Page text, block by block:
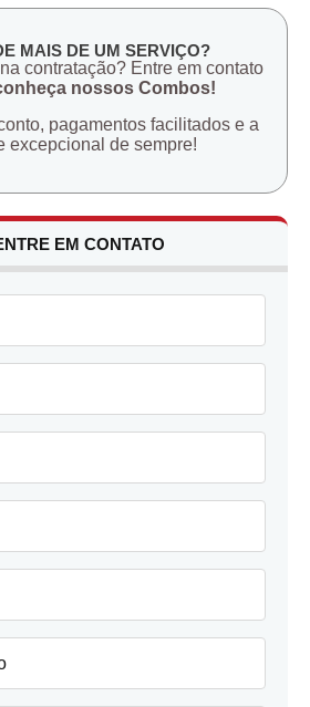
MAIS DE UM SERVIÇO?
contratação? Entre em contato
nossos Combos!
pagamentos facilitados e a
excepcional de sempre!
EM CONTATO